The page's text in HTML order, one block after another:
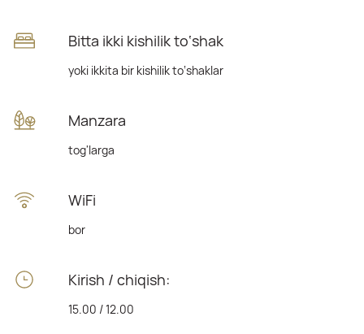
Bitta ikki kishilik to‘shak
yoki ikkita bir kishilik to‘shaklar
Manzara
tog'larga
WiFi
bor
Kirish / chiqish:
15.00 / 12.00